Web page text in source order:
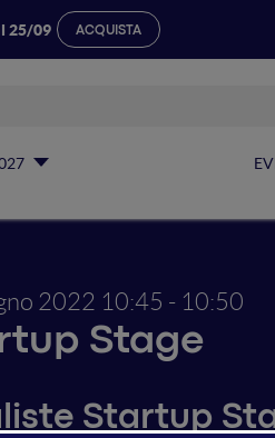
25/09 ACQUISTA
2022 10:45 - 10:50
Stage
Startup